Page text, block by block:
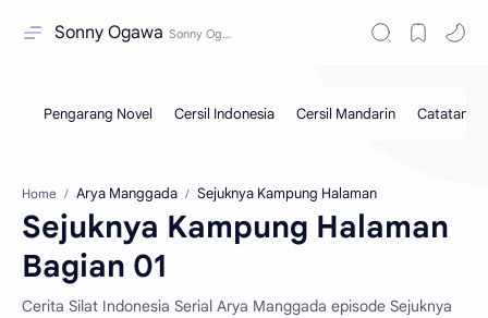
Sonny Ogawa
Home Arya Manggada Sejuknya Kampung Halaman
Sejuknya Kampung Halaman
Bagian 01
Cerita Silat Indonesia Serial Arya Manggada episode Sejuknya